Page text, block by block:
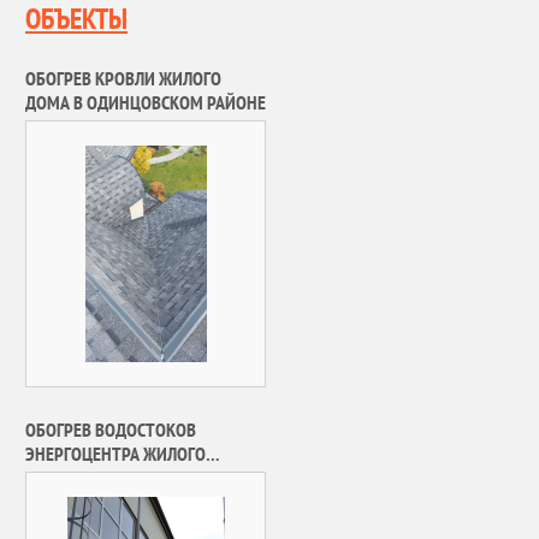
ОБЪЕКТЫ
ОБОГРЕВ КРОВЛИ ЖИЛОГО
ДОМА В ОДИНЦОВСКОМ РАЙОНЕ
ОБОГРЕВ ВОДОСТОКОВ
ЭНЕРГОЦЕНТРА ЖИЛОГО
КОМПЛЕКСА «ЛУКИНО-ВАРИНО»